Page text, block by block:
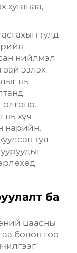
хугацаа,
тулд
нийлмэл
эзлэх
нь
нь хүч
нарийн,
тул
ба
цаасны
болон гоо